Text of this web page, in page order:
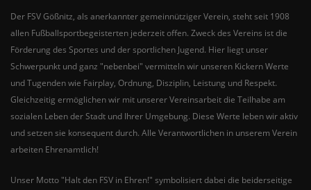
Der FSV Gößnitz, als anerkannter gemeinnütziger Verein, steht seit 1908
allen Fußballsportbegeisterten jederzeit offen. Zweck des Vereins ist die
Förderung des Sportes und der sportlichen Jugend. Hier liegt unser
Schwerpunkt und ganz "nebenbei" vermitteln wir unseren Kickern Werte
und Tugenden wie Fairplay, Ordnung, Disziplin, Leistung und Respekt.
Gleichzeitig ermöglichen wir mit unserer Vereinsarbeit die Teilhabe am
sozialen Leben der Stadt und Ihrer Umgebung. Diese Werte leben wir aktiv
und setzen sie konsequent durch. Alle Verantwortlichen in unserem Verein
arbeiten Ehrenamtlich!
Unser Motto "Halt den FSV in Ehren!" symbolisiert dabei die beiderseitige